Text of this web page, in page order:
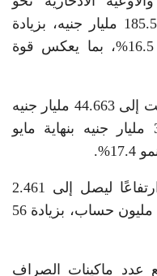
216.202 مليار جنيه، مقارنة بـ185.503 مليار جنيه، بزيادة
30.699 مليار جنيه، وبنسبة نمو 16.5%، بما يعكس قوة
وعلى صعيد حقوق الملكية، ارتفعت إلى 44.663 مليار جنيه
بنهاية مايو 2026، مقابل 38.028 مليار جنيه بنهاية مايو
كما شهد عدد حسابات العملاء ارتفاعًا ليصل إلى 2.461
مليون حساب، مقارنة بنحو 2.405 مليون حساب، بزيادة 56
عدد ماكينات الصراف